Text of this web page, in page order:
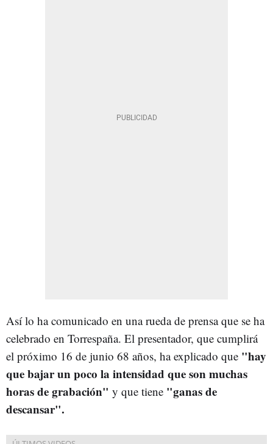
Así lo ha comunicado en una rueda de prensa que se ha
celebrado en Torrespaña. El presentador, que cumplirá
el próximo 16 de junio 68 años, ha explicado que "hay
que bajar un poco la intensidad que son muchas
horas de grabación" y que tiene "ganas de
descansar".